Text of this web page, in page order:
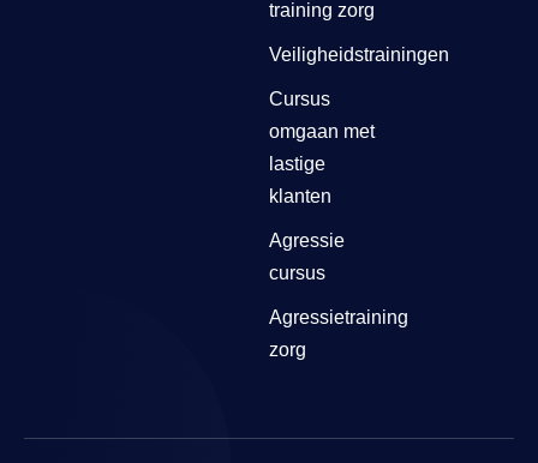
training zorg
Veiligheidstrainingen
Cursus
omgaan met
lastige
klanten
Agressie
cursus
Agressietraining
zorg